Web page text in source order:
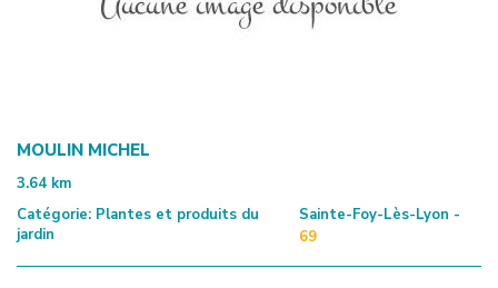
MOULIN MICHEL
3.64 km
Catégorie: Plantes et produits du
jardin
Sainte-Foy-Lès-Lyon -
69